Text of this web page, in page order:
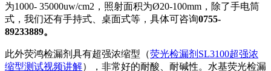
为1000- 35000uw/cm2，照射面积为Ø20-100mm，除了手电筒
式，我们还有手持式、桌面式等，具体可咨询0755-
89233889。
此外荧鸿检漏剂具有超强浓缩型（荧光检漏剂SL3100超强浓
缩型测试视频讲解），非常好的耐酸、耐碱性。水基荧光检漏